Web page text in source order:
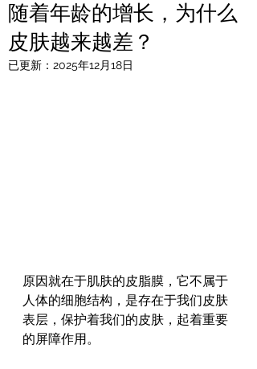
随着年龄的增长，为什么
皮肤越来越差？
已更新： 2025年12月18日
原因就在于肌肤的皮脂膜，它不属于
人体的细胞结构，是存在于我们皮肤
表层，保护着我们的皮肤，起着重要
的屏障作用。